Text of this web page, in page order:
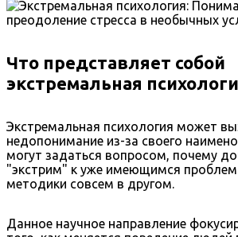
Что представляет собой
экстремальная
Экстремальная психология может
недопонимание из-за своего
могут задаться вопросом, почему
"экстрим" к уже имеющимся
методики совсем в другом.
Данное научное направление